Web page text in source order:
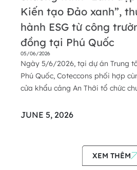
Kiến tạo Đảo xanh”,
hành ESG từ công
đồng tại Phú Quốc
05/06/2026
Ngày 5/6/2026, tại dự án Trung
Phú Quốc, Coteccons phối hợp
cửa khẩu cảng An Thới tổ chức
trường Thế giới. Hoạt động
JUNE 5, 2026
XEM THÊM